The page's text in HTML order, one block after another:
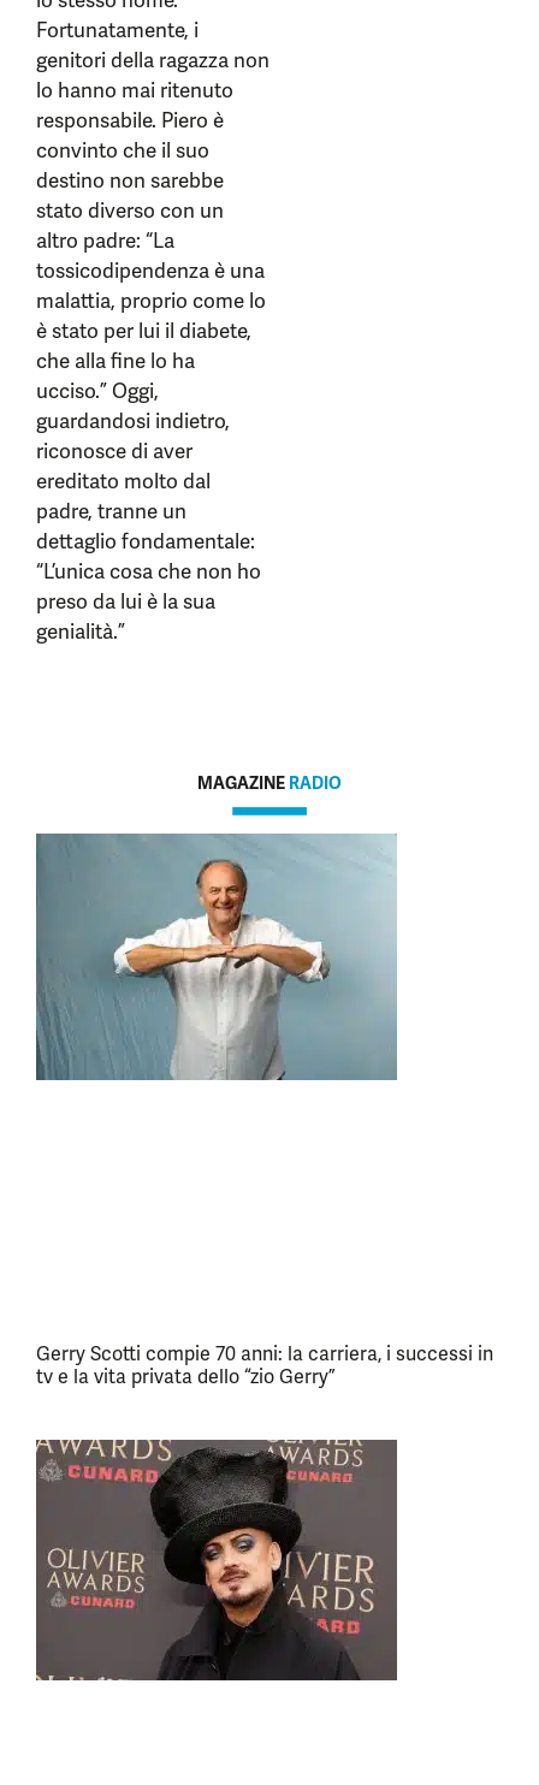
Fortunatamente, i
genitori della ragazza non
lo hanno mai ritenuto
responsabile. Piero è
convinto che il suo
destino non sarebbe
stato diverso con un
altro padre: “La
tossicodipendenza è una
malattia, proprio come lo
è stato per lui il diabete,
che alla fine lo ha
ucciso.” Oggi,
guardandosi indietro,
riconosce di aver
ereditato molto dal
padre, tranne un
dettaglio fondamentale:
“L’unica cosa che non ho
preso da lui è la sua
genialità.”
MAGAZINE RADIO
Gerry Scotti compie 70 anni: la carriera, i successi in
tv e la vita privata dello “zio Gerry”